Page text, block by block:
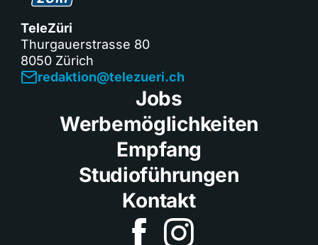
TeleZüri
Thurgauerstrasse 80
8050 Zürich
redaktion@telezueri.ch
Jobs
Werbemöglichkeiten
Empfang
Studioführungen
Kontakt